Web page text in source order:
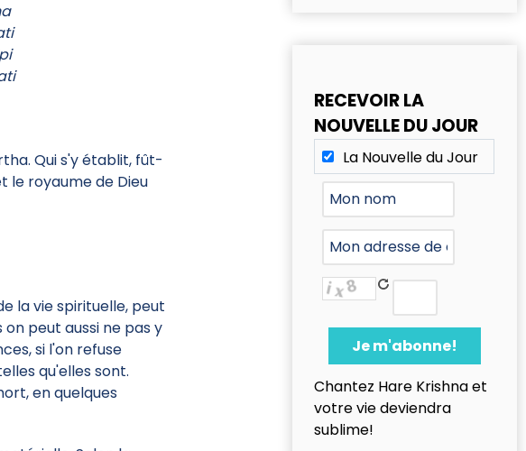
Qui s'y établit, fût-
le royaume de Dieu
la vie spirituelle, peut
peut aussi ne pas y
si l'on refuse
qu'elles sont.
en quelques
RECEVOIR LA
NOUVELLE DU JOUR
La Nouvelle du Jour
Chantez Hare Krishna et
votre vie deviendra
sublime!